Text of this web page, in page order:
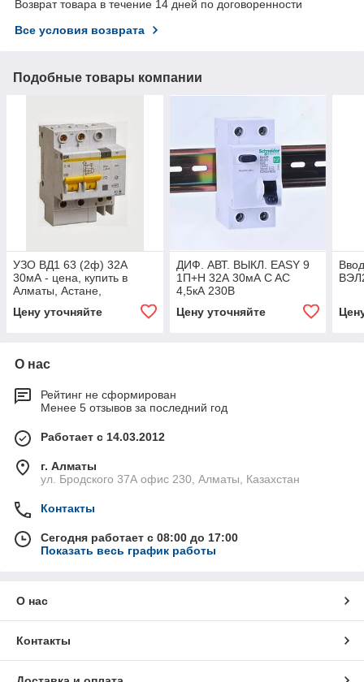
Возврат товара в течение 14 дней по договоренности
Все условия возврата
Подобные товары компании
УЗО ВД1 63 (2ф) 32А
30мА - цена, купить в
Алматы, Астане,
Цену уточняйте
ДИФ. АВТ. ВЫКЛ. EASY 9
1П+Н 32А 30мА C AC
4,5кА 230В
Цену уточняйте
О нас
Рейтинг не сформирован
Менее 5 отзывов за последний год
Работает с 14.03.2012
г. Алматы
ул. Бродского 37А офис 230, Алматы, Казахстан
Контакты
Сегодня работает с 08:00 до 17:00
Показать весь график работы
О нас
Контакты